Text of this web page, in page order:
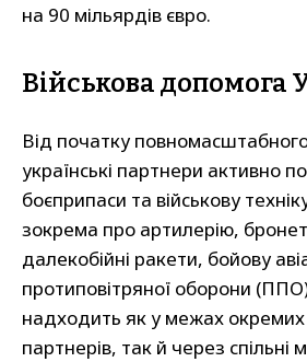
на 90 мільярдів євро.
Військова допомога
Від початку
українські партнери активно
боєприпаси та військову
зокрема про артилерію,
далекобійні ракети, бойову
протиповітряної оборони
надходить як у межах окремих
партнерів, так й через спільні